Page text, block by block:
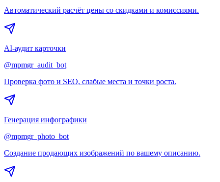
Автоматический расчёт цены со скидками и комиссиями.
AI-аудит карточки
@mpmgr_audit_bot
Проверка фото и SEO, слабые места и точки роста.
Генерация инфографики
@mpmgr_photo_bot
Создание продающих изображений по вашему описанию.